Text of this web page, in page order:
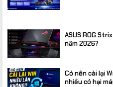
ASUS ROG
năm 2026?
Có nên cài lại
nhiều có hại